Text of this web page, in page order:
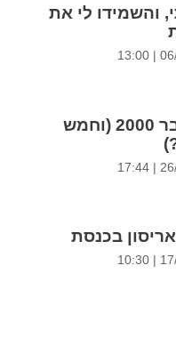
והשמידו לי את
06/
אוקטובר 2000 (וחמש
26/
בכנסת
17/